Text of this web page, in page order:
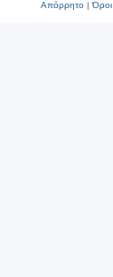
Απόρρητο|Όροι